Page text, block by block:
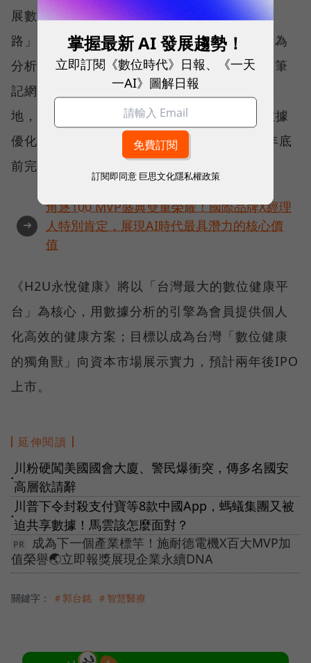
展數位健康生態系中的重要元素，以「筆記網
路」累積的賽事經驗、課程訓練、與使用者行為
分析將補足數位健康發展的重要拼圖，加上《筆
記網路》已將經驗複製海外：如香港與越南等
地，與《H2U永悅健康》佈局亞洲市場「以數據
優化服務」的目標不謀而合，雙方即在2020年底
前完成併購相關程序。
➜
角逐100 MVP盛典雙重榮耀！國際品牌X經理
人特別肯定，展現AI時代最具潛力的核心價
值
《H2U永悅健康》將以「台灣最大的數位健康平
台」為核心，用數據分析的引擎為會員提供個人
化高效的健康方案；目標以成為台灣「數位健康
的獨角獸」向資本市場展示實力，預計兩年後IPO
上市。
延伸閱讀
●
川粉硬闖美國國會大廈、警民爆衝突，傳多名國安
高層欲請辭
●
川普下令封殺支付寶等8款中國App，螞蟻集團又被
迫共享數據！馬雲該怎麼面對？
成為下一個產業標竿！施耐德電機X百大MVP加
值榮譽🌏立即報獎展現企業永續DNA
關鍵字： ＃郭台銘 ＃智慧醫療
掌握最新 AI 發展趨勢！
立即訂閱《數位時代》日報、《一天
一AI》圖解日報
訂閱即同意 巨思文化隱私權政策